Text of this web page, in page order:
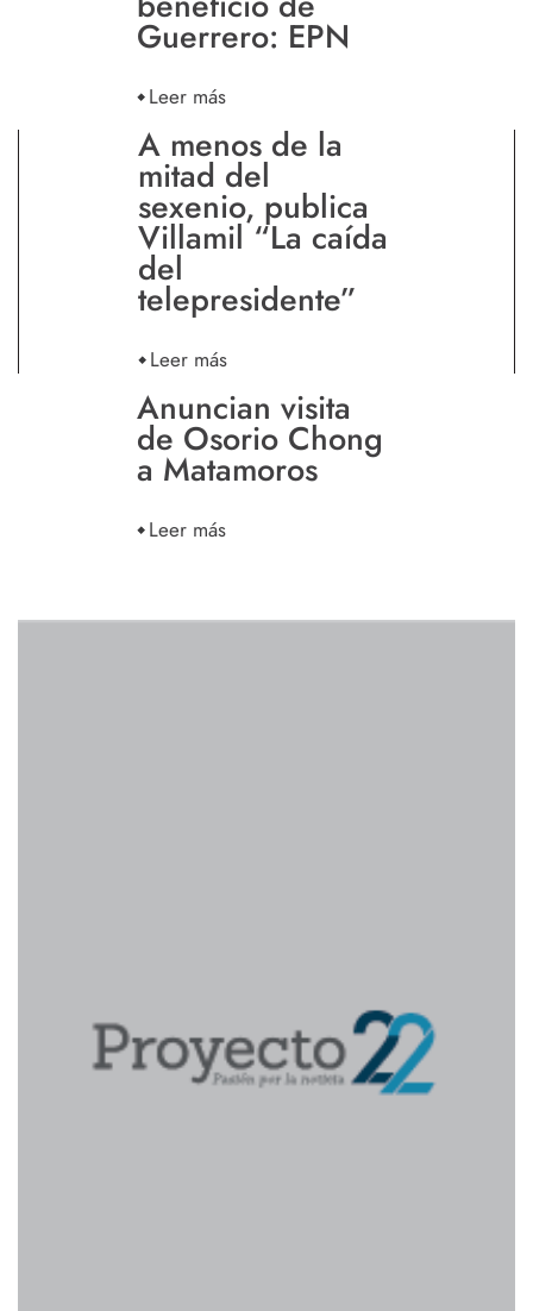
Guerrero: EPN
Leer más
A menos de la
mitad del
sexenio, publica
Villamil “La caída
del
telepresidente”
Leer más
Anuncian visita
de Osorio Chong
a Matamoros
Leer más